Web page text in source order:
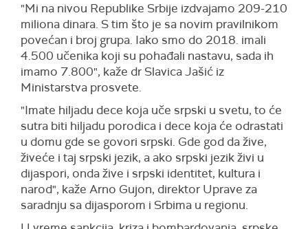
"Mi na nivou Republike Srbije izdvajamo 209-210
miliona dinara. S tim što je sa novim pravilnikom
povećan i broj grupa. Iako smo do 2018. imali
4.500 učenika koji su pohađali nastavu, sada ih
imamo 7.800", kaže dr Slavica Jašić iz
Ministarstva prosvete.
"Imate hiljadu dece koja uče srpski u svetu, to će
sutra biti hiljadu porodica i dece koja će odrastati
u domu gde se govori srpski. Gde god da žive,
živeće i taj srpski jezik, a ako srpski jezik živi u
dijaspori, onda žive i srpski identitet, kultura i
narod", kaže Arno Gujon, direktor Uprave za
saradnju sa dijasporom i Srbima u regionu.